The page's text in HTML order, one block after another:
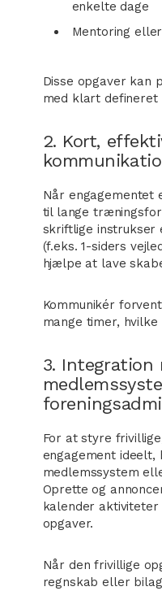
enkelte dage
Mentoring
Disse opgaver kan
med klart defineret
2. Kort,
Når engagementet
til lange
skriftlige instrukser
(f.eks. 1-siders
hjælpe at lave
Kommunikér
mange timer,
3. Integration
For at styre
engagement
medlemssystem
Oprette og
kalender
opgaver.
Når den frivillige
regnskab eller